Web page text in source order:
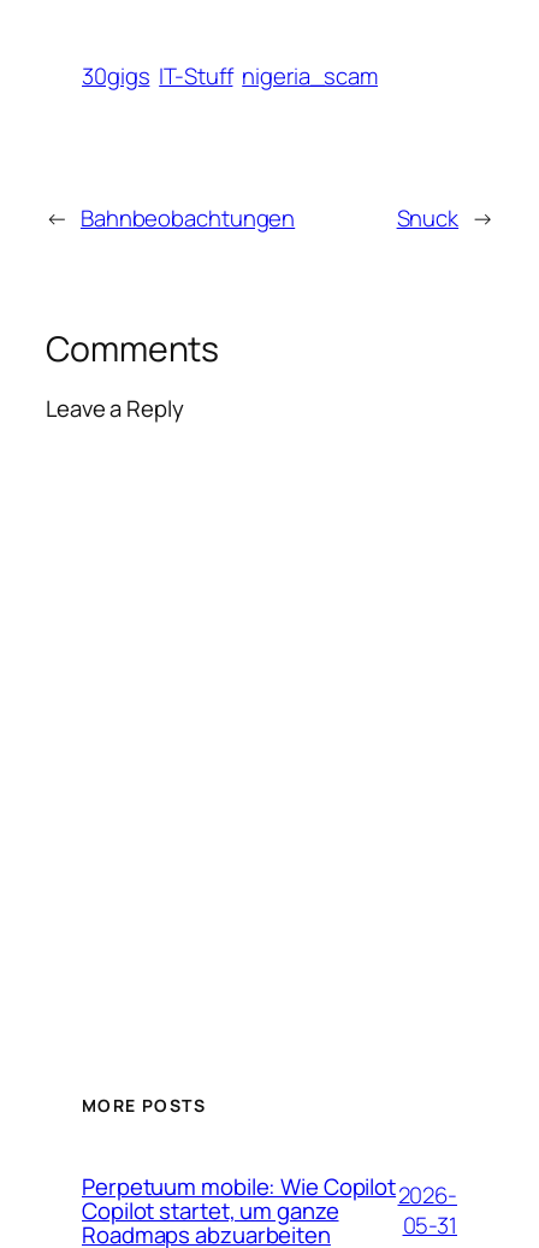
30gigs IT-Stuff nigeria_scam
← Bahnbeobachtungen Snuck →
Comments
Leave a Reply
MORE POSTS
Perpetuum mobile: Wie Copilot
Copilot startet, um ganze
Roadmaps abzuarbeiten
2026-
05-31